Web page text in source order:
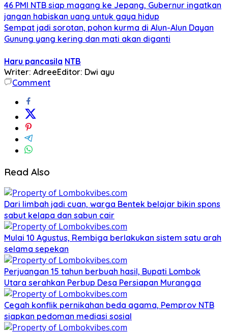
46 PMI NTB siap magang ke Jepang, Gubernur ingatkan
jangan habiskan uang untuk gaya hidup
Sempat jadi sorotan, pohon kurma di Alun-Alun Dayan
Gunung yang kering dan mati akan diganti
Haru pancasila NTB
Writer: AdreeEditor: Dwi ayu
Comment
Read Also
Dari limbah jadi cuan, warga Bentek belajar bikin spons
sabut kelapa dan sabun cair
Mulai 10 Agustus, Rembiga berlakukan sistem satu arah
selama sepekan
Perjuangan 15 tahun berbuah hasil, Bupati Lombok
Utara serahkan Perbup Desa Persiapan Murangga
Cegah konflik pernikahan beda agama, Pemprov NTB
siapkan pedoman mediasi sosial